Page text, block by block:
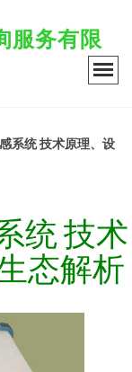
服务有限
系统 技术原理、设
统 技术
态解析